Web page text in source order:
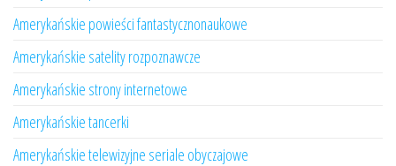
Amerykańskie powieści fantastycznonaukowe
Amerykańskie satelity rozpoznawcze
Amerykańskie strony internetowe
Amerykańskie tancerki
Amerykańskie telewizyjne seriale obyczajowe